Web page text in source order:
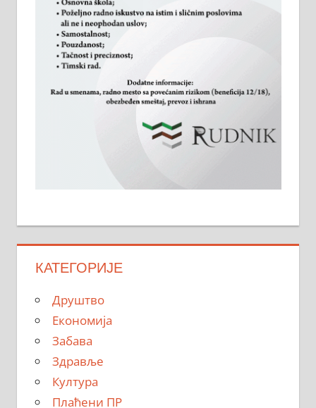
КАТЕГОРИЈЕ
Друштво
Економија
Забава
Здравље
Култура
Плаћени ПР